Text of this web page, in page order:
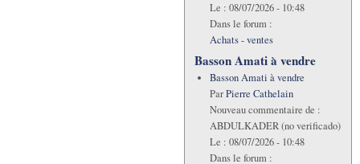
Le : 08/07/2026 - 10:48
Dans le forum :
Achats - ventes
Basson Amati à vendre
Basson Amati à vendre
ParPierre Cathelain
Nouveau commentaire de :
ABDULKADER (no verificado)
Le : 08/07/2026 - 10:48
Dans le forum :